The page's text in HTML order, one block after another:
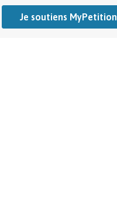
Je soutiens MyPetition